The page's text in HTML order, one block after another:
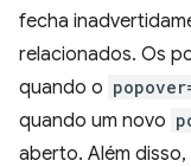
fecha
relacionados. Os
quando o
quando um novo
aberto. Além